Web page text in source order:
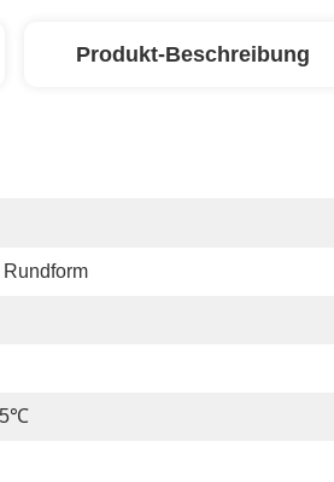
Produkt-Beschreibung